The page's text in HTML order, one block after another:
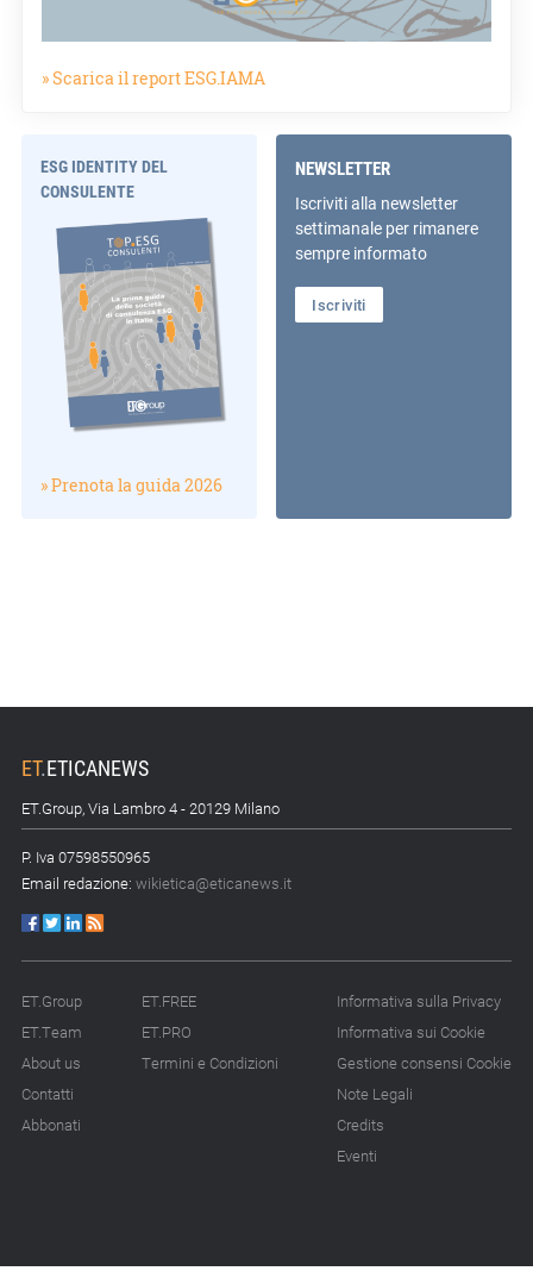
» Scarica il report ESG.IAMA
ESG IDENTITY DEL
CONSULENTE
» Prenota la guida 2026
NEWSLETTER
Iscriviti alla newsletter
settimanale per rimanere
sempre informato
Iscriviti
ET.ETICANEWS
ET.Group, Via Lambro 4 - 20129 Milano
P. Iva 07598550965
Email redazione: wikietica@eticanews.it
ET.Group
ET.Team
About us
Contatti
Abbonati
ET.FREE
ET.PRO
Termini e Condizioni
Informativa sulla Privacy
Informativa sui Cookie
Gestione consensi Cookie
Note Legali
Credits
Eventi